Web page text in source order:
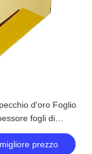
d'oro Foglio
fogli di
prezzo